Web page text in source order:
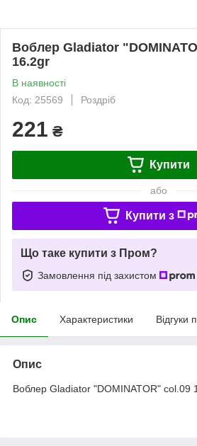
Воблер Gladiator
16.2gr
В наявності
Код: 25569
Роздріб
221 ₴
Купити
або
Купити з
Що таке купити з Пром?
Замовлення під захистом
Опис Характеристики Відгуки
Опис
Воблер Gladiator "DOMINATOR" col.09